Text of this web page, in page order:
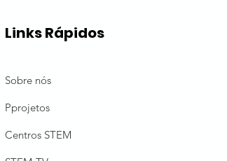
Links Rápidos
Sobre nós
Pprojetos
Centros STEM